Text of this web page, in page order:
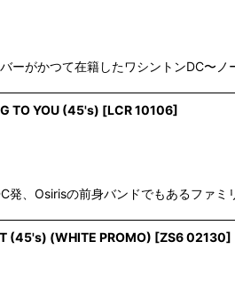
ーがかつて在籍したワシントンDC〜
TO YOU (45's) [LCR 10106]
発、Osirisの前身バンドでもあるファ
(45's) (WHITE PROMO) [ZS6 02130]